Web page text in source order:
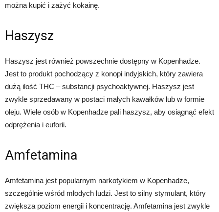
można kupić i zażyć kokainę.
Haszysz
Haszysz jest również powszechnie dostępny w Kopenhadze.
Jest to produkt pochodzący z konopi indyjskich, który zawiera
dużą ilość THC – substancji psychoaktywnej. Haszysz jest
zwykle sprzedawany w postaci małych kawałków lub w formie
oleju. Wiele osób w Kopenhadze pali haszysz, aby osiągnąć efekt
odprężenia i euforii.
Amfetamina
Amfetamina jest popularnym narkotykiem w Kopenhadze,
szczególnie wśród młodych ludzi. Jest to silny stymulant, który
zwiększa poziom energii i koncentrację. Amfetamina jest zwykle